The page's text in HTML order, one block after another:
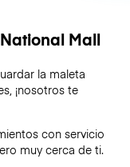
Mall
la maleta
¡nosotros te
con servicio
muy cerca de ti.